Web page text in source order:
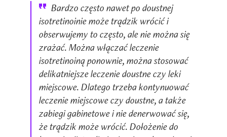
Bardzo często nawet po doustnej
isotretinoinie może trądzik wrócić i
obserwujemy to często, ale nie można się
zrażać. Można włączać leczenie
isotretinoiną ponownie, można stosować
delikatniejsze leczenie doustne czy leki
miejscowe. Dlatego trzeba kontynuować
leczenie miejscowe czy doustne, a także
zabiegi gabinetowe i nie denerwować się,
że trądzik może wrócić. Dołożenie do